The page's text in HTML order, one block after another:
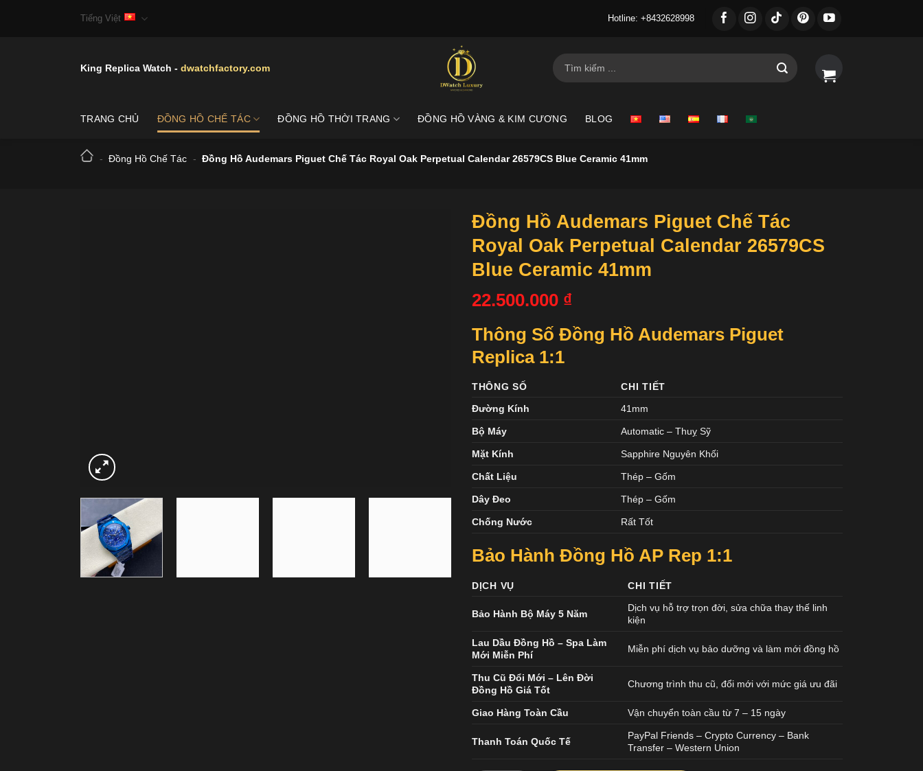
Tiếng Việt Hotline: +8432628998
King Replica Watch - dwatchfactory.com
Tìm
kiếm:
TRANG CHỦ ĐỒNG HỒ CHẾ TÁC ĐỒNG HỒ THỜI TRANG ĐỒNG HỒ VÀNG & KIM CƯƠNG BLOG
- Đồng Hồ Chế Tác - Đồng Hồ Audemars Piguet Chế Tác Royal Oak Perpetual Calendar 26579CS Blue Ceramic 41mm
Đồng Hồ Audemars Piguet Chế Tác
Royal Oak Perpetual Calendar 26579CS
Blue Ceramic 41mm
22.500.000 ₫
Thông Số Đồng Hồ Audemars Piguet
Replica 1:1
THÔNG SỐ
CHI TIẾT
Đường Kính
41mm
Bộ Máy Automatic – Thuỵ Sỹ
Mặt Kính Sapphire Nguyên Khối
Chất Liệu Thép – Gốm
Dây Đeo Thép – Gốm
Chống Nước Rất Tốt
Bảo Hành Đồng Hồ AP Rep 1:1
DỊCH VỤ CHI TIẾT
Bảo Hành Bộ Máy 5 Năm
Dịch vụ hỗ trợ trọn đời, sửa chữa thay thế linh
kiện
Lau Dầu Đồng Hồ – Spa Làm
Mới Miễn Phí
Miễn phí dịch vụ bảo dưỡng và làm mới đồng hồ
Thu Cũ Đổi Mới – Lên Đời
Đồng Hồ Giá Tốt
Chương trình thu cũ, đổi mới với mức giá ưu đãi
Giao Hàng Toàn Cầu Vận chuyển toàn cầu từ 7 – 15 ngày
Thanh Toán Quốc Tế
PayPal Friends – Crypto Currency – Bank
Transfer – Western Union